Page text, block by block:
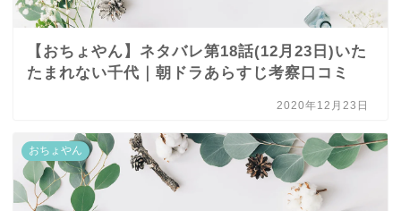
【おちょやん】ネタバレ第18話(12月23日)いた
たまれない千代｜朝ドラあらすじ考察口コミ
2020年12月23日
おちょやん